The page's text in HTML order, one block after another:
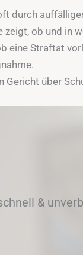
durch
ob und in
eine Straftat
Gericht über
&